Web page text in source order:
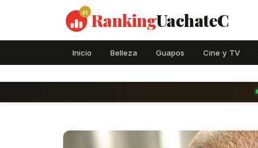
#1 RankingUachateC
Inicio Belleza Guapos Cine y TV